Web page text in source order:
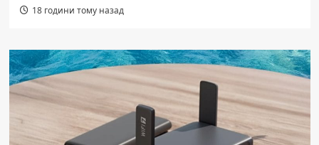
18 години тому назад